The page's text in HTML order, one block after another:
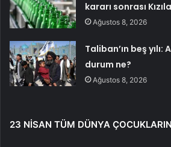
kararı sonrası
Ağustos 8, 2026
Taliban’ın beş
durum ne?
Ağustos 8, 2026
23 NİSAN TÜM DÜNYA